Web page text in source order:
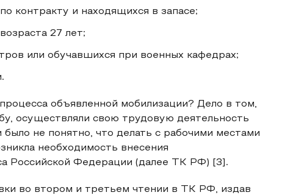
контракту и находящихся в запасе;
27 лет;
или обучавшихся при военных кафедрах;
объявленной мобилизации? Дело в том,
осуществляли свою трудовую деятельность
не понятно, что делать с рабочими местами
необходимость внесения
Российской Федерации (далее ТК РФ) [3].
во втором и третьем чтении в ТК РФ, издав